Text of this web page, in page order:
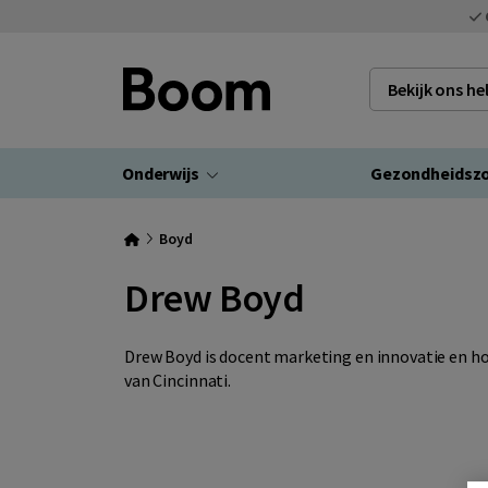
Bekijk ons
Onderwijs
Boyd
Drew Boyd
Drew Boyd is docent marketing en innovatie en
van Cincinnati.